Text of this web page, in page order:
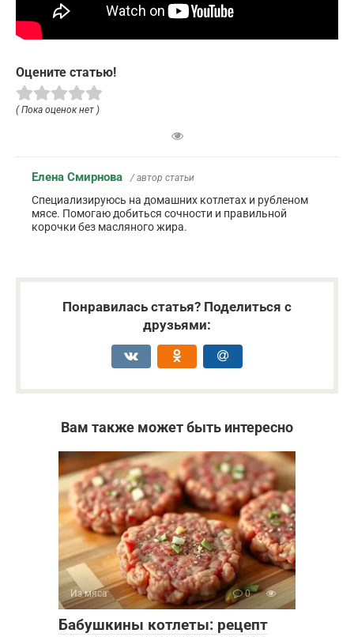
Оцените статью!
( Пока оценок нет )
Елена Смирнова / автор статьи
Специализируюсь на домашних котлетах и рубленом
мясе. Помогаю добиться сочности и правильной
корочки без масляного жира.
Понравилась статья? Поделиться с
друзьями:
Вам также может быть интересно
Из мяса 0
Бабушкины котлеты: рецепт